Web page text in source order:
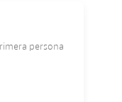
persona